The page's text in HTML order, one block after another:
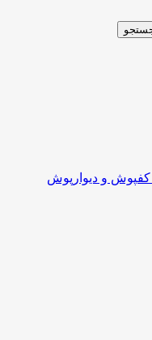
و دیوارپوش